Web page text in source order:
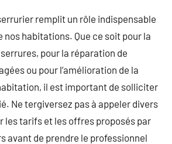
remplit un rôle indispensable
nos habitations. Que ce soit pour la
pour la réparation de
ou pour l’amélioration de la
il est important de solliciter
Ne tergiversez pas à appeler divers
les tarifs et les offres proposés par
avant de prendre le professionnel